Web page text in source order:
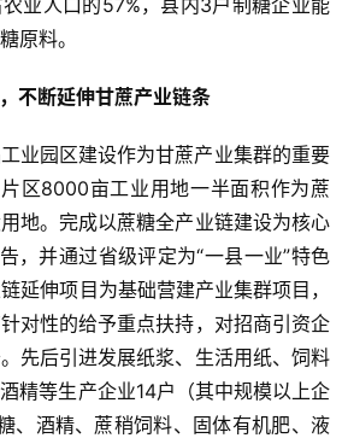
原料。
不断延伸甘蔗产业链条
业园区建设作为甘蔗产业集群的重要
区8000亩工业用地一半面积作为蔗
地。完成以蔗糖全产业链建设为核心
，并通过省级评定为“一县一业”特色
延伸项目为基础营建产业集群项目，
对性的给予重点扶持，对招商引资企
先后引进发展纸浆、生活用纸、饲料
精等生产企业14户（其中规模以上企
、酒精、蔗稍饲料、固体有机肥、液